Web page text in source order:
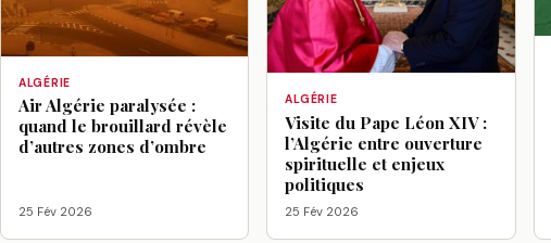
ALGÉRIE
Air Algérie paralysée :
quand le brouillard révèle
d’autres zones d’ombre
25 Fév 2026
ALGÉRIE
Visite du Pape Léon XIV :
l’Algérie entre ouverture
spirituelle et enjeux
politiques
25 Fév 2026